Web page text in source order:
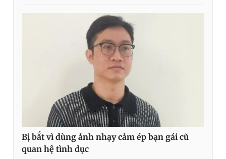
Bị bắt vì dùng ảnh nhạy cảm ép bạn gái cũ
quan hệ tình dục